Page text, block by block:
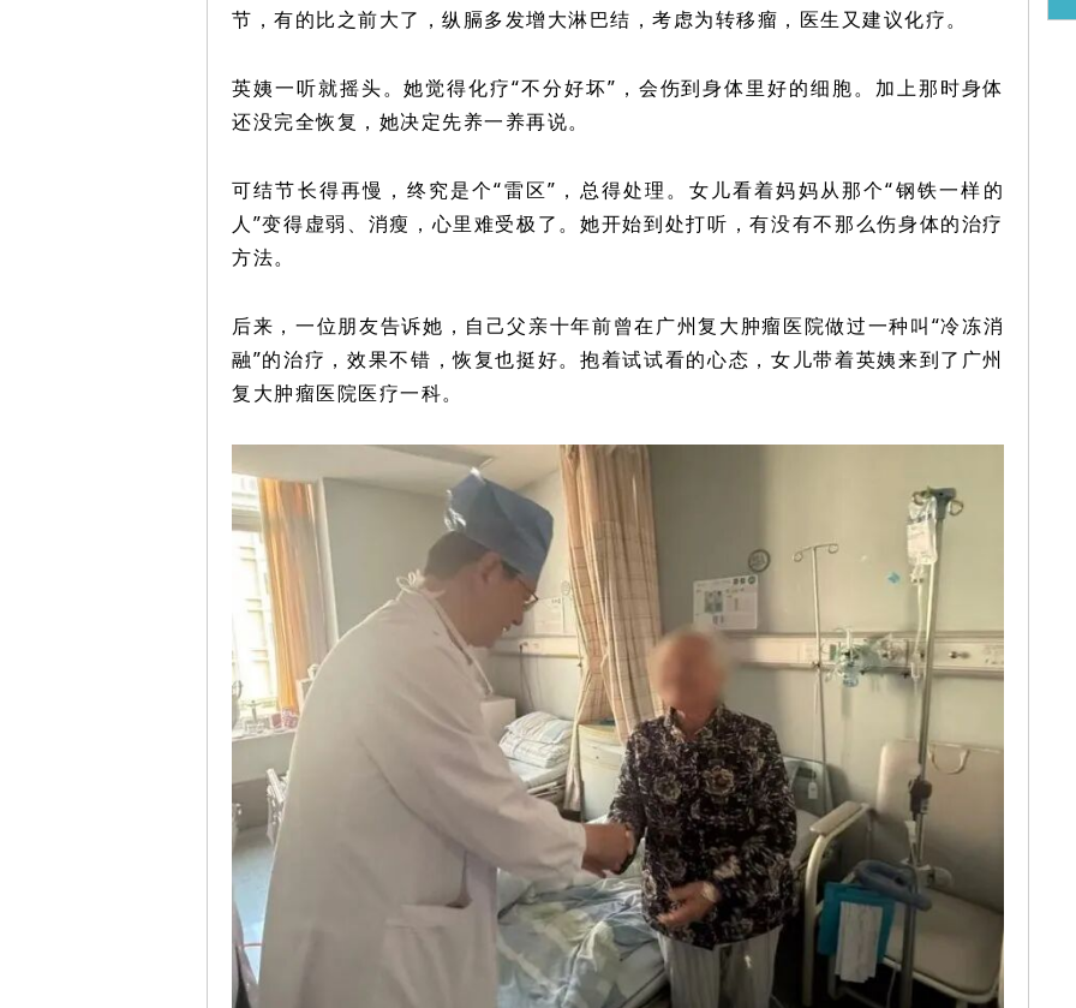
节，有的比之前大了， 纵膈多发增大淋巴结， 考虑为转移瘤，医生又建议化疗。
英姨一听就摇头。她觉得化疗“不分好坏”，会伤到身体里好的细胞。加上那时身体
还没完全恢复，她决定先养一养再说。
可结节长得再慢，终究是个“雷区”，总得处理。女儿看着妈妈从那个“钢铁一样的
人”变得虚弱、消瘦，心里难受极了。她开始到处打听，有没有不那么伤身体的治疗
方法。
后来，一位朋友告诉她，自己父亲十年前曾在广州复大肿瘤医院做过一种叫“冷冻消
融”的治疗，效果不错，恢复也挺好。抱着试试看的心态，女儿带着英姨来到了广州
复大肿瘤医院医疗一科。